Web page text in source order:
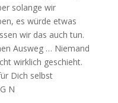
solange wir
es würde etwas
wir das auch tun.
Ausweg … Niemand
wirklich geschieht.
Dich selbst
N